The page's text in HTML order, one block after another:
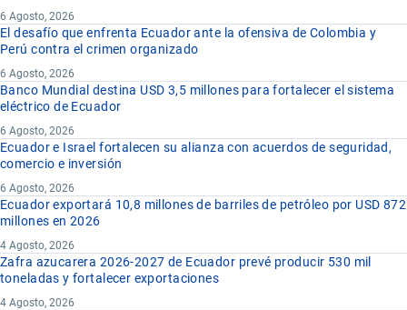
6 Agosto, 2026
El desafío que enfrenta Ecuador ante la ofensiva de Colombia y
Perú contra el crimen organizado
6 Agosto, 2026
Banco Mundial destina USD 3,5 millones para fortalecer el sistema
eléctrico de Ecuador
6 Agosto, 2026
Ecuador e Israel fortalecen su alianza con acuerdos de seguridad,
comercio e inversión
6 Agosto, 2026
Ecuador exportará 10,8 millones de barriles de petróleo por USD 872
millones en 2026
4 Agosto, 2026
Zafra azucarera 2026-2027 de Ecuador prevé producir 530 mil
toneladas y fortalecer exportaciones
4 Agosto, 2026